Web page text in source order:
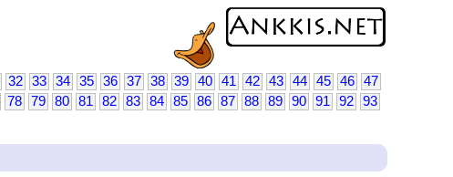
32 33 34 35 36 37 38 39 40 41 42 43 44 45 46
47
78 79 80 81 82 83 84 85 86 87 88 89 90 91 92
93